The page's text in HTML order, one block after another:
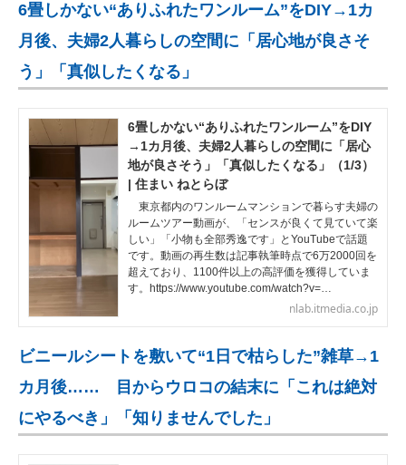
6畳しかない“ありふれたワンルーム”をDIY→1カ
月後、夫婦2人暮らしの空間に「居心地が良さそ
う」「真似したくなる」
6畳しかない“ありふれたワンルーム”をDIY
→1カ月後、夫婦2人暮らしの空間に「居心
地が良さそう」「真似したくなる」（1/3）
| 住まい ねとらぼ
東京都内のワンルームマンションで暮らす夫婦の
ルームツアー動画が、「センスが良くて見ていて楽
しい」「小物も全部秀逸です」とYouTubeで話題
です。動画の再生数は記事執筆時点で6万2000回を
超えており、1100件以上の高評価を獲得していま
す。https://www.youtube.com/watch?v=…
nlab.itmedia.co.jp
ビニールシートを敷いて“1日で枯らした”雑草→1
カ月後…… 目からウロコの結末に「これは絶対
にやるべき」「知りませんでした」